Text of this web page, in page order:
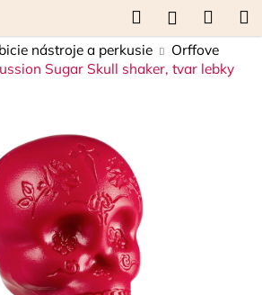
Hľadať
košík
nástroje a perkusie
Orffove
Sugar Skull shaker, tvar lebky